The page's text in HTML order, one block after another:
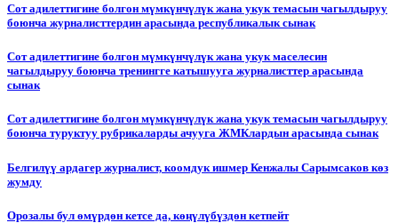
Сот адилеттигине болгон мүмкүнчүлүк жана укук темасын чагылдыруу
боюнча журналисттердин арасында республикалык сынак
Сот адилеттигине болгон мүмкүнчүлүк жана укук маселесин
чагылдыруу боюнча тренингге катышууга журналисттер арасында
сынак
Сот адилеттигине болгон мүмкүнчүлүк жана укук темасын чагылдыруу
боюнча туруктуу рубрикаларды ачууга ЖМКлардын арасында сынак
Белгилүү ардагер журналист, коомдук ишмер Кенжалы Сарымсаков көз
жумду
Орозалы бул өмүрдөн кетсе да, көңүлүбүздөн кетпейт